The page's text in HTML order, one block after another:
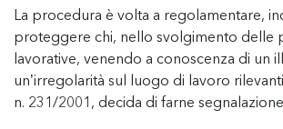
La procedura è volta a regolamentare,
proteggere chi, nello svolgimento delle
lavorative, venendo a conoscenza di un
un’irregolarità sul luogo di lavoro
n. 231/2001, decida di farne